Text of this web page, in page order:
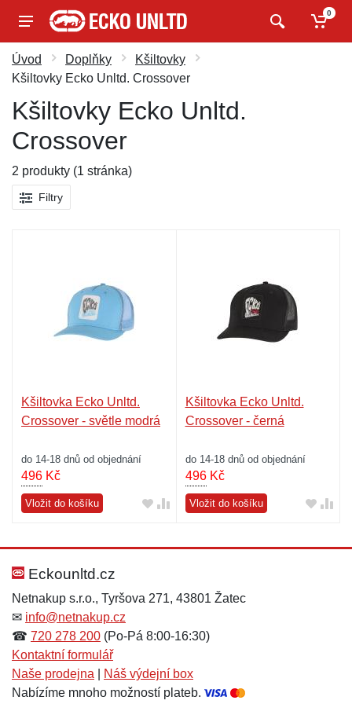
0
Úvod Doplňky
Kšiltovky
Kšiltovky Ecko Unltd. Crossover
Kšiltovky Ecko Unltd.
Crossover
2 produkty (1 stránka)
Filtry
Kšiltovka Ecko Unltd.
Crossover - světle modrá
do 14-18 dnů od objednání
496 Kč
Vložit do košíku
Kšiltovka Ecko Unltd.
Crossover - černá
do 14-18 dnů od objednání
496Kč
Vložit do košíku
Eckounltd.cz
Netnakup s.r.o., Tyršova 271, 43801 Žatec
✉ info@netnakup.cz
☎ 720 278 200 (Po-Pá 8:00-16:30)
Kontaktní formulář
Naše prodejna
Náš výdejní box
Nabízíme mnoho možností plateb.